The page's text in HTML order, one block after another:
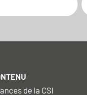
de la CSI